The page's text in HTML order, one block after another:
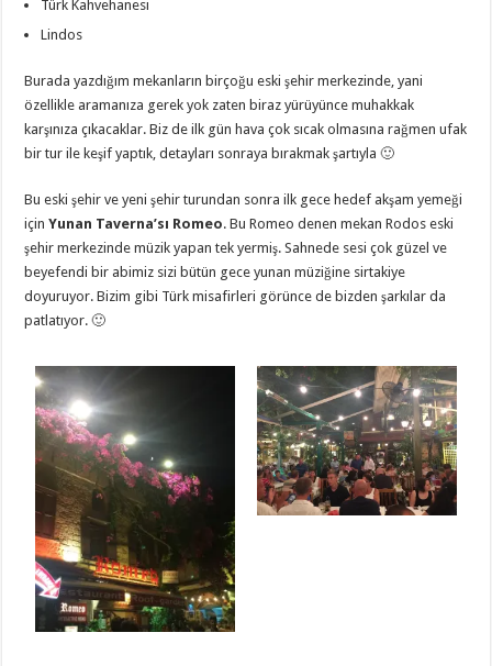
Türk Kahvehanesi
Lindos
Burada yazdığım mekanların birçoğu eski şehir merkezinde, yani
özellikle aramanıza gerek yok zaten biraz yürüyünce muhakkak
karşınıza çıkacaklar. Biz de ilk gün hava çok sıcak olmasına rağmen ufak
bir tur ile keşif yaptık, detayları sonraya bırakmak şartıyla 🙂
Bu eski şehir ve yeni şehir turundan sonra ilk gece hedef akşam yemeği
içinYunan Taverna’sı Romeo. Bu Romeo denen mekan Rodos eski
şehir merkezinde müzik yapan tek yermiş. Sahnede sesi çok güzel ve
beyefendi bir abimiz sizi bütün gece yunan müziğine sirtakiye
doyuruyor. Bizim gibi Türk misafirleri görünce de bizden şarkılar da
patlatıyor. 🙂